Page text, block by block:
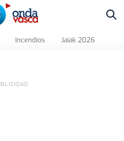
Incendios Jaiak 2026